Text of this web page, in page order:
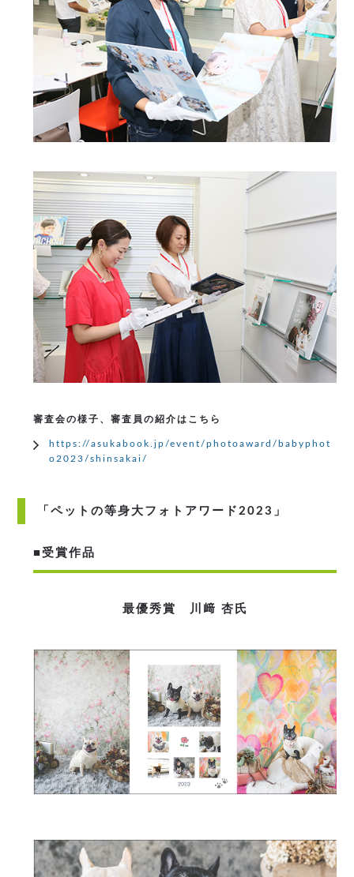
審査会の様子、審査員の紹介はこちら
https://asukabook.jp/event/photoaward/babyphot
o2023/shinsakai/
「ペットの等身大フォトアワード2023」
■受賞作品
最優秀賞 川﨑 杏氏